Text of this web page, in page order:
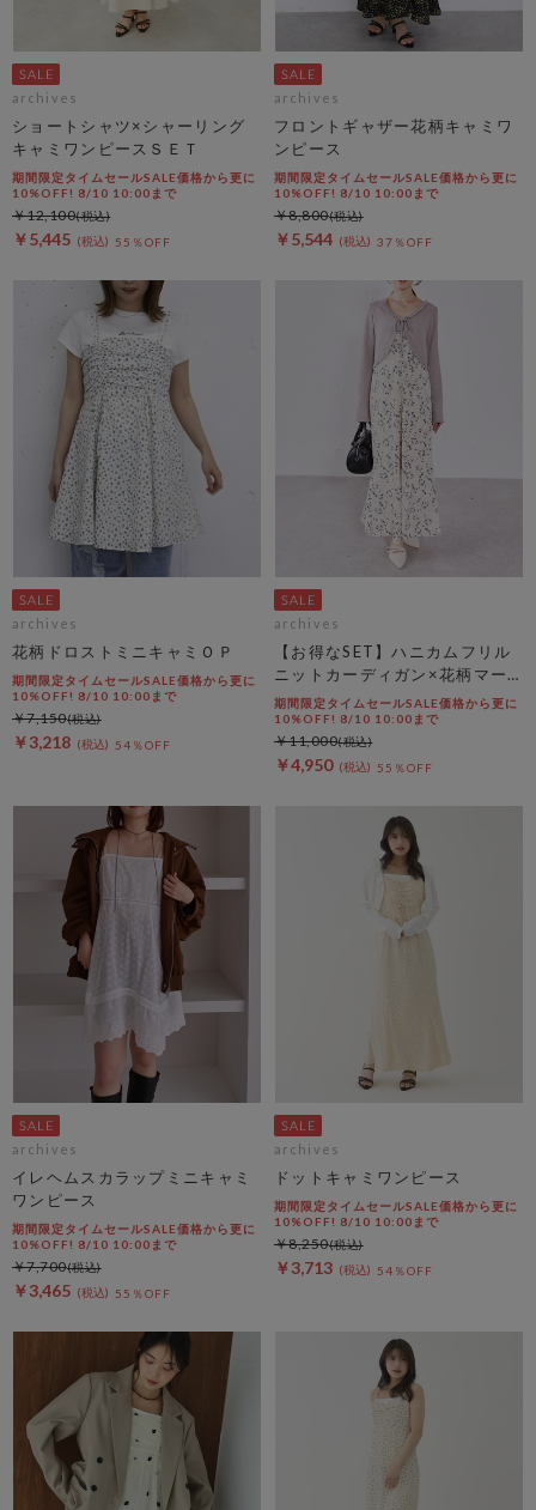
archives
ショートシャツ×シャーリング
キャミワンピースＳＥＴ
期間限定タイムセールSALE価格から更に
10%OFF! 8/10 10:00まで
￥5,445 55％OFF
￥12,100
archives
フロントギャザー花柄キャミワ
ンピース
期間限定タイムセールSALE価格から更に
10%OFF! 8/10 10:00まで
￥5,544 37％OFF
￥8,800
archives
花柄ドロストミニキャミＯＰ
期間限定タイムセールSALE価格から更に
10%OFF! 8/10 10:00まで
￥3,218 54％OFF
￥7,150
archives
【お得なSET】ハニカムフリル
ニットカーディガン×花柄マー
メイドキャミｏｐＳＥＴ
期間限定タイムセールSALE価格から更に
10%OFF! 8/10 10:00まで
￥4,950 55％OFF
￥11,000
archives
イレヘムスカラップミニキャミ
ワンピース
期間限定タイムセールSALE価格から更に
10%OFF! 8/10 10:00まで
￥3,465 55％OFF
￥7,700
archives
ドットキャミワンピース
期間限定タイムセールSALE価格から更に
10%OFF! 8/10 10:00まで
￥3,713 54％OFF
￥8,250